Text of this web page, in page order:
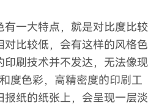
有一大特点，就是对比度比较
对比较低，会有这样的风格色
印刷技术并不发达，无法像现
度色彩，高精密度的印刷工
报纸的纸张上，会呈现一层淡